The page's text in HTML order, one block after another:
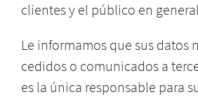
clientes y el público en
Le informamos que sus datos
cedidos o comunicados a
es la única responsable para